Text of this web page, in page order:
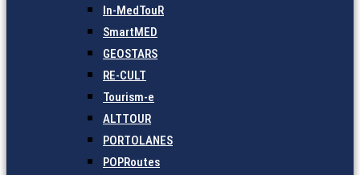
In-MedTouR
SmartMED
GEOSTARS
RE-CULT
Tourism-e
ALTTOUR
PORTOLANES
POPRoutes